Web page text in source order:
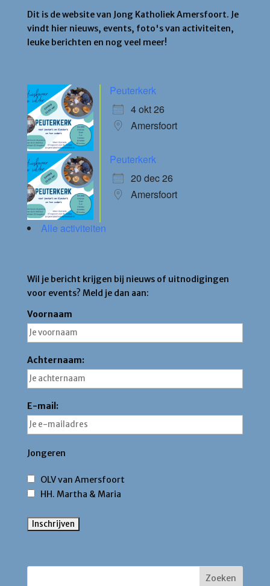
Dit is de website van Jong Katholiek Amersfoort. Je
vindt hier nieuws, events, foto's van activiteiten,
leuke berichten en nog veel meer!
Peuterkerk
4 okt 26
Amersfoort
Peuterkerk
20 dec 26
Amersfoort
Alle activiteiten
Wil je bericht krijgen bij nieuws of uitnodigingen
voor events? Meld je dan aan:
Voornaam
Achternaam:
E-mail:
Jongeren
OLV van Amersfoort
HH. Martha & Maria